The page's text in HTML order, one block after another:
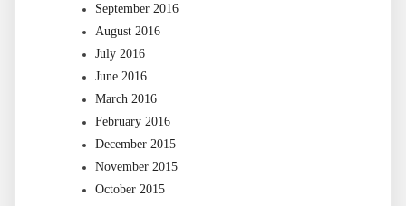
September 2016
August 2016
July 2016
June 2016
March 2016
February 2016
December 2015
November 2015
October 2015